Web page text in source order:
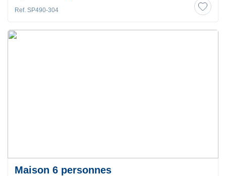
Ref. SP490-304
Maison 6 personnes